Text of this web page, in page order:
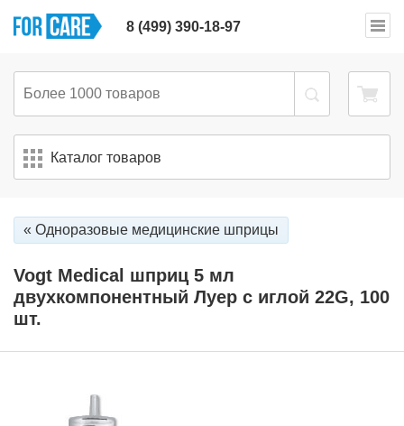
8 (499) 390-18-97
Каталог товаров
« Одноразовые медицинские шприцы
Vogt Medical шприц 5 мл
двухкомпонентный Луер с иглой 22G, 100
шт.